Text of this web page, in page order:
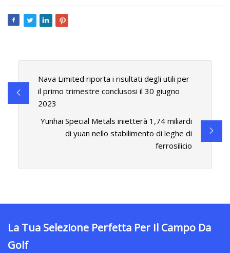
Nava Limited riporta i risultati degli utili per
il primo trimestre conclusosi il 30 giugno
2023
Yunhai Special Metals inietterà 1,74 miliardi
di yuan nello stabilimento di leghe di
ferrosilicio
La Tua Selezione Perfetta Per Il Campo Da
Golf